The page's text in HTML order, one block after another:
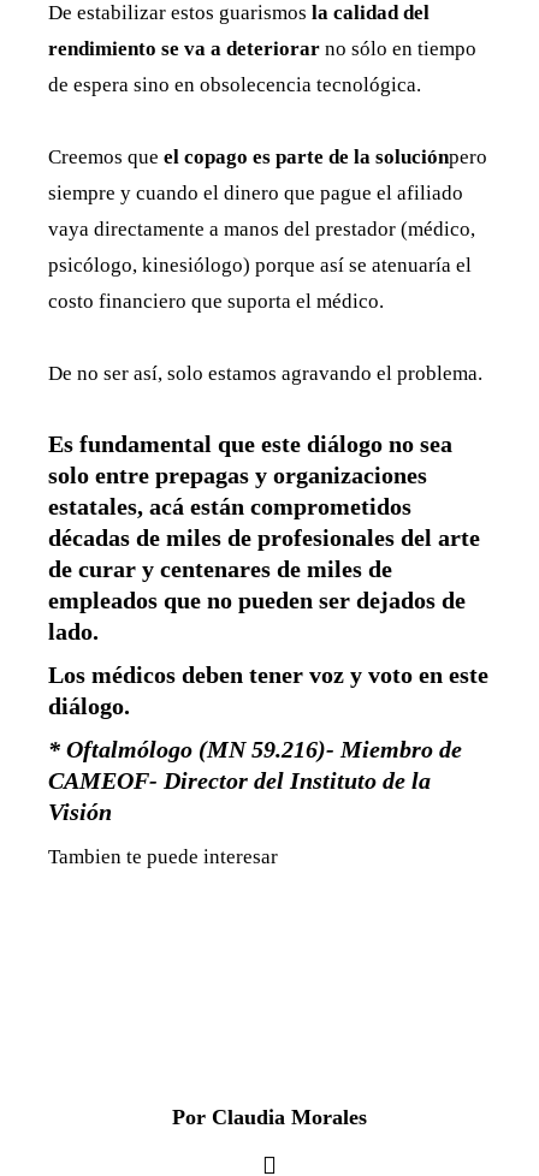
De estabilizar estos guarismos la calidad del
rendimiento se va a deteriorar no sólo en tiempo
de espera sino en obsolecencia tecnológica.
Creemos que el copago es parte de la soluciónpero
siempre y cuando el dinero que pague el afiliado
vaya directamente a manos del prestador (médico,
psicólogo, kinesiólogo) porque así se atenuaría el
costo financiero que suporta el médico.
De no ser así, solo estamos agravando el problema.
Es fundamental que este diálogo no sea
solo entre prepagas y organizaciones
estatales, acá están comprometidos
décadas de miles de profesionales del arte
de curar y centenares de miles de
empleados que no pueden ser dejados de
lado.
Los médicos deben tener voz y voto en este
diálogo.
* Oftalmólogo (MN 59.216)- Miembro de
CAMEOF- Director del Instituto de la
Visión
Tambien te puede interesar
Por Claudia Morales